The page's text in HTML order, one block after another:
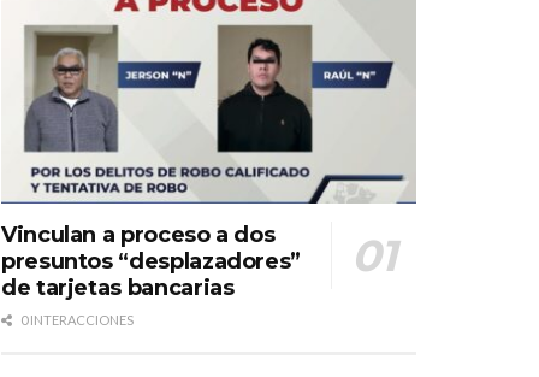
Vinculan a proceso a dos
presuntos “desplazadores”
de tarjetas bancarias
0 INTERACCIONES